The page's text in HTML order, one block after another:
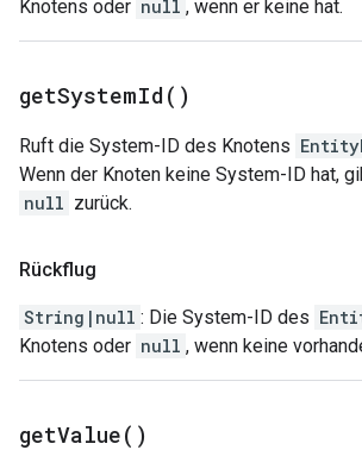
Knotens oder null , wenn er keine hat.
getSystemId( )
Ruft die System-ID des Knotens
Wenn der Knoten keine System-ID hat,
null zurück.
Rückflug
String|null : Die System-ID des
Knotens oder null , wenn keine
getValue( )